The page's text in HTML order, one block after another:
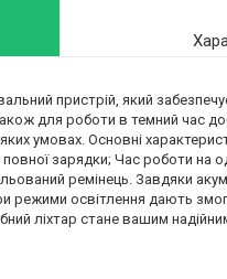
пристрій, який
для роботи в темний час
умовах. Основні
зарядки; Час роботи на
ремінець. Завдяки
освітлення дають
ліхтар стане вашим